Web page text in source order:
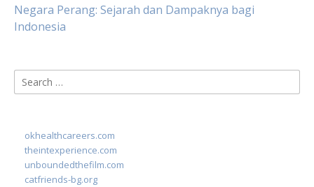
Negara Perang: Sejarah dan Dampaknya bagi
Indonesia
Search
for:
okhealthcareers.com
theintexperience.com
unboundedthefilm.com
catfriends-bg.org